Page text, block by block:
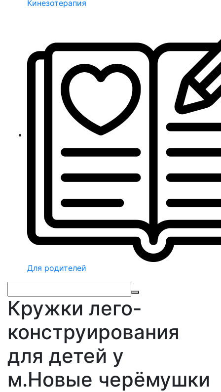
Кинезотерапия
Для родителей
Кружки лего-
конструирования
для детей у
м.Новые черёмушки